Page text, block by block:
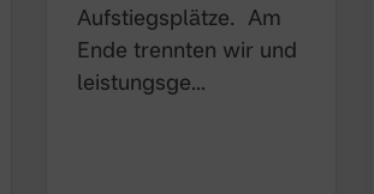
Aufstiegsplätze. Am
Ende trennten wir und
leistungsge…